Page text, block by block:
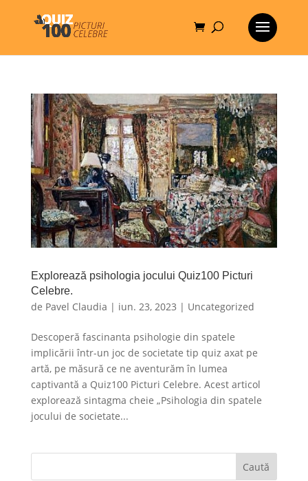
Explorează psihologia jocului Quiz100 Picturi
Celebre.
de Pavel Claudia | iun. 23, 2023 | Uncategorized
Descoperă fascinanta psihologie din spatele
implicării într-un joc de societate tip quiz axat pe
artă, pe măsură ce ne aventurăm în lumea
captivantă a Quiz100 Picturi Celebre. Acest articol
explorează sintagma cheie „Psihologia din spatele
jocului de societate...
Caută